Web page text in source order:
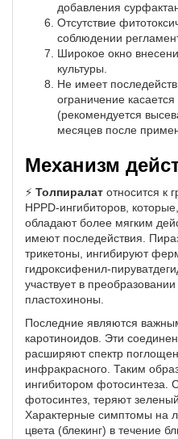
добавления
Отсутствие
соблюдении
Широкое окно
культуры.
Не имеет
ограничение
(рекомендуется
месяцев после
Механизм
⚡ Толпиралат относится к
HPPD-ингибиторов,
обладают более мягким
имеют последействия.
трикетоны, ингибируют
гидроксифенил-
участвует в
пластохиноны.
Последние являются
каротиноидов. Эти
расширяют спектр
инфракрасного. Таким
ингибитором фотосинтеза.
фотосинтез, теряют
Характерные симптомы на
цвета (блекинг) в течение